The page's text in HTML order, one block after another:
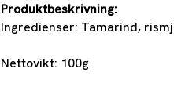
Produktbeskrivning:
Ingredienser: Tamarind,
Nettovikt: 100g